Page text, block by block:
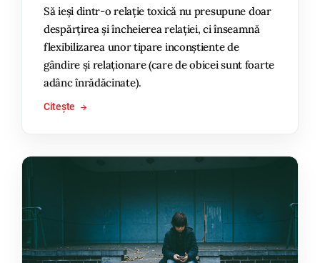
Să ieși dintr-o relație toxică nu presupune doar
despărțirea și încheierea relației, ci înseamnă
flexibilizarea unor tipare inconștiente de
gândire și relaționare (care de obicei sunt foarte
adânc înrădăcinate).
Citește